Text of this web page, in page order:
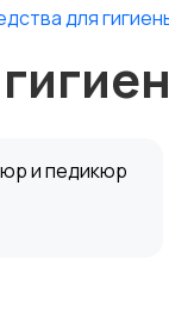
для
и педикюр